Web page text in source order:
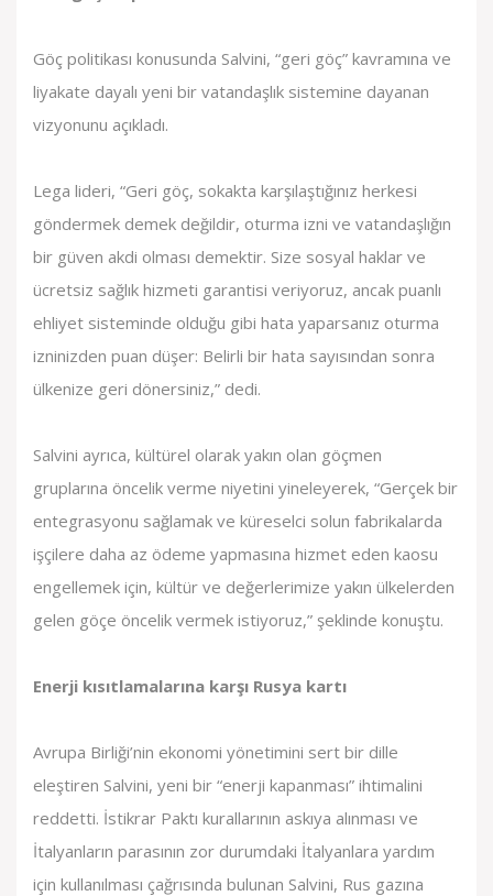
Göç politikası konusunda Salvini, “geri göç” kavramına ve
liyakate dayalı yeni bir vatandaşlık sistemine dayanan
vizyonunu açıkladı.
Lega lideri, “Geri göç, sokakta karşılaştığınız herkesi
göndermek demek değildir, oturma izni ve vatandaşlığın
bir güven akdi olması demektir. Size sosyal haklar ve
ücretsiz sağlık hizmeti garantisi veriyoruz, ancak puanlı
ehliyet sisteminde olduğu gibi hata yaparsanız oturma
izninizden puan düşer: Belirli bir hata sayısından sonra
ülkenize geri dönersiniz,” dedi.
Salvini ayrıca, kültürel olarak yakın olan göçmen
gruplarına öncelik verme niyetini yineleyerek, “Gerçek bir
entegrasyonu sağlamak ve küreselci solun fabrikalarda
işçilere daha az ödeme yapmasına hizmet eden kaosu
engellemek için, kültür ve değerlerimize yakın ülkelerden
gelen göçe öncelik vermek istiyoruz,” şeklinde konuştu.
Enerji kısıtlamalarına karşı Rusya kartı
Avrupa Birliği’nin ekonomi yönetimini sert bir dille
eleştiren Salvini, yeni bir “enerji kapanması” ihtimalini
reddetti. İstikrar Paktı kurallarının askıya alınması ve
İtalyanların parasının zor durumdaki İtalyanlara yardım
için kullanılması çağrısında bulunan Salvini, Rus gazına